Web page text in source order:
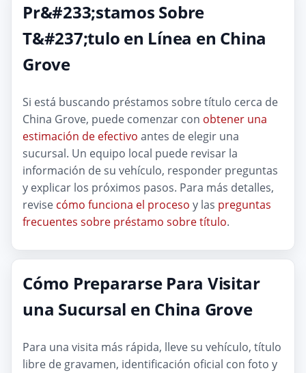
Pr&#233;stamos Sobre
T&#237;tulo en Línea en China
Grove
Si está buscando préstamos sobre título cerca de
China Grove, puede comenzar con obtener una
estimación de efectivo antes de elegir una
sucursal. Un equipo local puede revisar la
información de su vehículo, responder preguntas
y explicar los próximos pasos. Para más detalles,
revise cómo funciona el proceso y las preguntas
frecuentes sobre préstamo sobre título.
Cómo Prepararse Para Visitar
una Sucursal en China Grove
Para una visita más rápida, lleve su vehículo, título
libre de gravamen, identificación oficial con foto y